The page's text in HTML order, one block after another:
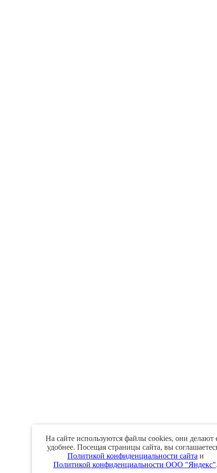
На сайте используются файлы cookies, они делают
удобнее. Посещая страницы сайта, вы
Политикой конфиденциальности сайта и
Политикой конфиденциальности ООО "Яндекс"